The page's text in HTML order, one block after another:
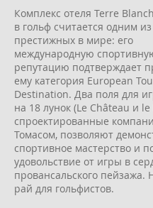
Комплекс отеля Terre
в гольф считается одним
престижных в мире: его
международную
репутацию подтверждает
ему категория European
Destination. Два поля для
на 18 лунок (Le Château и le
спроектированные
Томасом, позволяют
спортивное мастерство и
удовольствие от игры в
провансальского пейзажа.
рай для гольфистов.